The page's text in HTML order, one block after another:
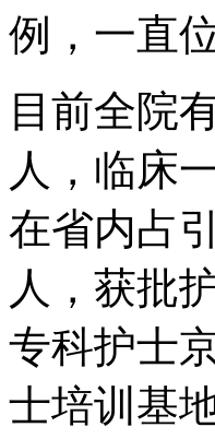
例，一直
目前全院
人，临床
在省内占
人，获批
专科护士
士培训基